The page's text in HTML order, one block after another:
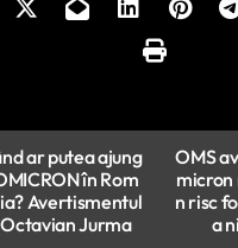
ar putea ajung
în Rom
Avertismentul
Jurma
OMS
micron
n risc
a